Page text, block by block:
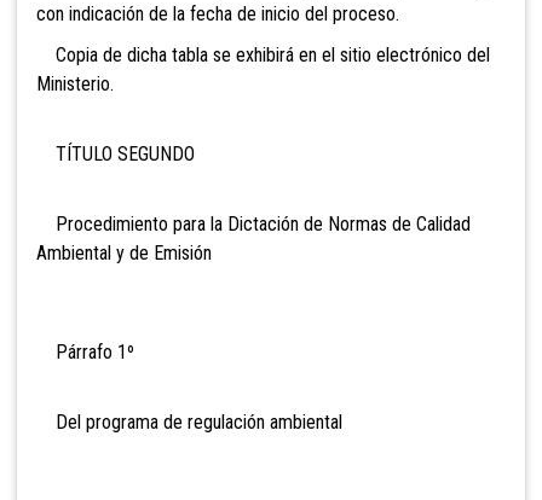
con indicación de la fecha de inicio del proceso.
Copia de dicha tabla se exhibirá en el sitio electrónico del
Ministerio.
TÍTULO SEGUNDO
Procedimiento para la Dictación de Normas de Calidad
Ambiental y de Emisión
Párrafo 1º
Del programa de regulación ambiental